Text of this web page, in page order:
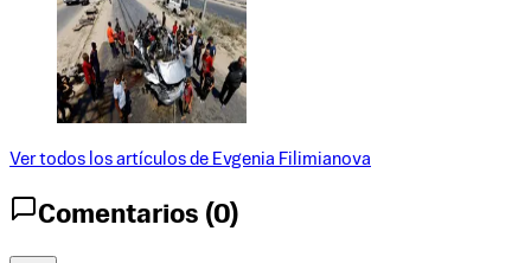
Ver todos los artículos de Evgenia Filimianova
Comentarios (0)